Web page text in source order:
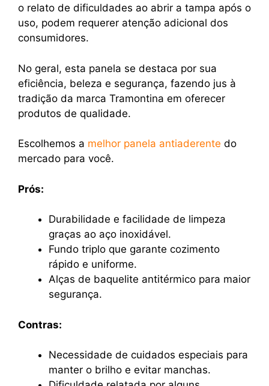
o relato de dificuldades ao abrir a tampa após o
uso, podem requerer atenção adicional dos
consumidores.
No geral, esta panela se destaca por sua
eficiência, beleza e segurança, fazendo jus à
tradição da marca Tramontina em oferecer
produtos de qualidade.
Escolhemos a melhor panela antiaderente do
mercado para você.
Prós:
Durabilidade e facilidade de limpeza
graças ao aço inoxidável.
Fundo triplo que garante cozimento
rápido e uniforme.
Alças de baquelite antitérmico para maior
segurança.
Contras:
Necessidade de cuidados especiais para
manter o brilho e evitar manchas.